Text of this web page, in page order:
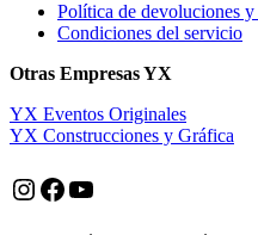
Política de devoluciones y
Condiciones del servicio
Otras Empresas YX
YX Eventos Originales
YX Construcciones y Gráfica
Instagram
Facebook
YouTube